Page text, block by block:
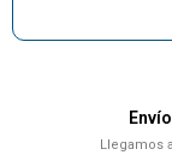
Llegamos